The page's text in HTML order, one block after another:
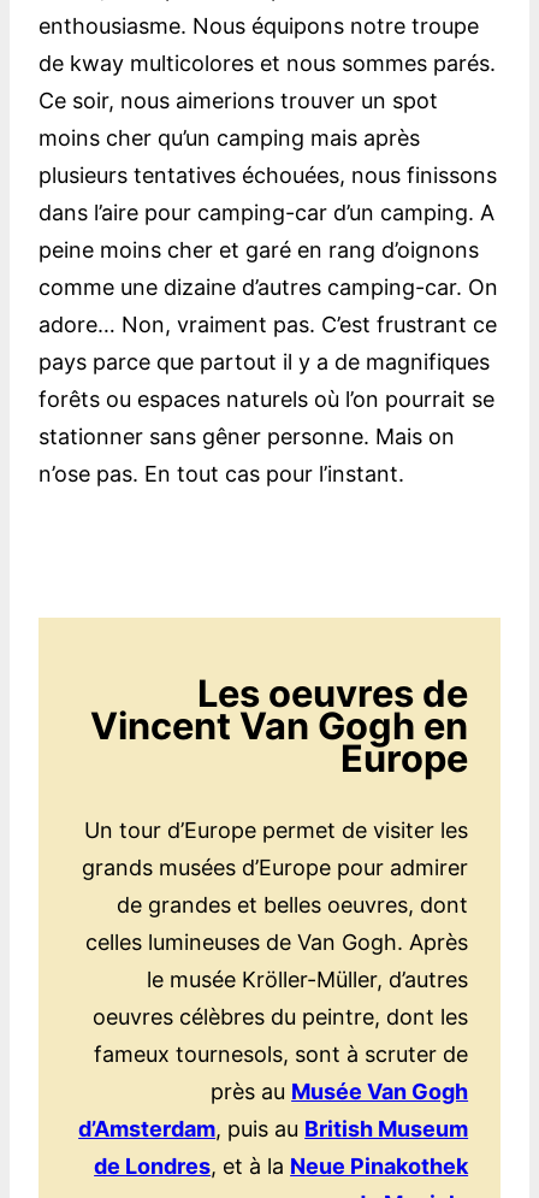
enthousiasme. Nous équipons notre troupe
de kway multicolores et nous sommes parés.
Ce soir, nous aimerions trouver un spot
moins cher qu’un camping mais après
plusieurs tentatives échouées, nous finissons
dans l’aire pour camping-car d’un camping. A
peine moins cher et garé en rang d’oignons
comme une dizaine d’autres camping-car. On
adore… Non, vraiment pas. C’est frustrant ce
pays parce que partout il y a de magnifiques
forêts ou espaces naturels où l’on pourrait se
stationner sans gêner personne. Mais on
n’ose pas. En tout cas pour l’instant.
Les oeuvres de
Vincent Van Gogh en
Europe
Un tour d’Europe permet de visiter les
grands musées d’Europe pour admirer
de grandes et belles oeuvres, dont
celles lumineuses de Van Gogh. Après
le musée Kröller-Müller, d’autres
oeuvres célèbres du peintre, dont les
fameux tournesols, sont à scruter de
près au Musée Van Gogh
d’Amsterdam, puis au British Museum
de Londres, et à la Neue Pinakothek